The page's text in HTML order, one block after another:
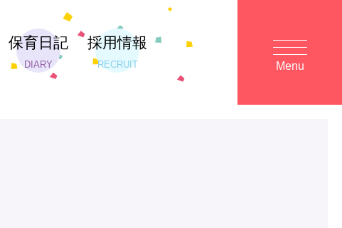
保育日記
DIARY
採用情報
RECRUIT Menu